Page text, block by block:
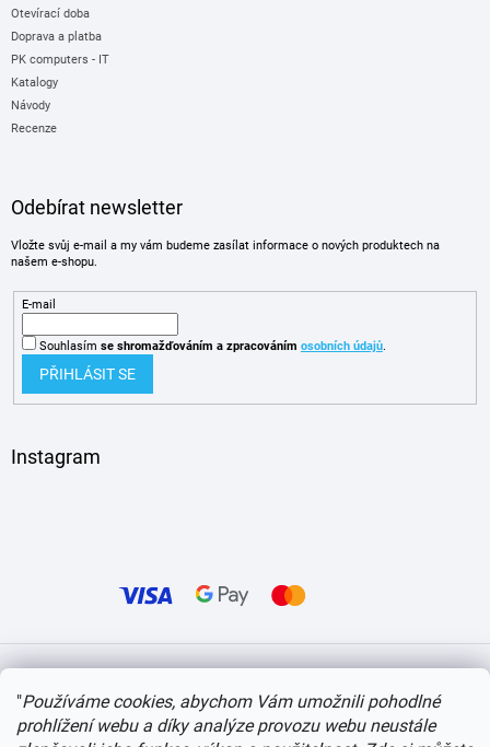
"Používáme cookies, abychom Vám umožnili pohodlné
prohlížení webu a díky analýze provozu webu neustále
Otevírací doba
Doprava a platba
PK computers - IT
Katalogy
Návody
Recenze
Odebírat newsletter
Vložte svůj e-mail a my vám budeme zasílat informace o nových produktech na
našem e-shopu.
E-mail
Souhlasím se shromažďováním a zpracováním osobních údajů.
PŘIHLÁSIT SE
Instagram
Copyright 2026 itvlaky.cz . Všechna práva vyhrazena. Upravit nastavení cookies